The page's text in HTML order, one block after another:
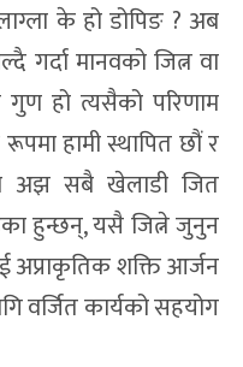
के हो डोपिङ ? अब
गर्दा मानवको जित्न वा
गुण हो त्यसैको परिणाम
हामी स्थापित छौं र
अझ सबै खेलाडी जित
हुन्छन्, यसै जित्ने जुनुन
अप्राकृतिक शक्ति आर्जन
वर्जित कार्यको सहयोग